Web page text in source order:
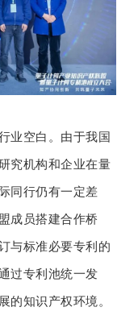
业空白。由于我国
究机构和企业在量
同行仍有一定差
成员搭建合作桥
与标准必要专利的
过专利池统一发
的知识产权环境。